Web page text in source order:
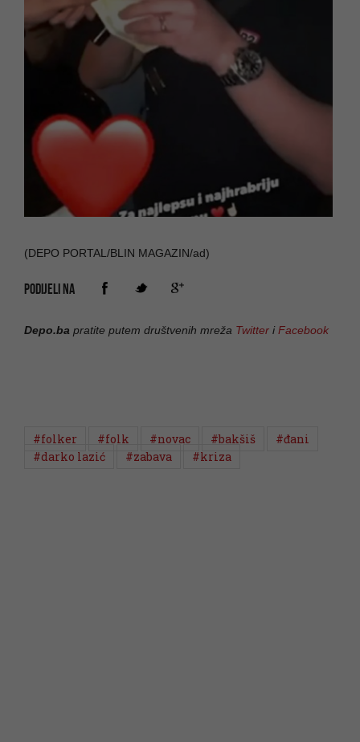
(DEPO PORTAL/BLIN MAGAZIN/ad)
PODIJELI NA
Depo.ba pratite putem društvenih mreža Twitter iFacebook
#folker #folk #novac #bakšiš
#đani
#darko lazić
#zabava #kriza